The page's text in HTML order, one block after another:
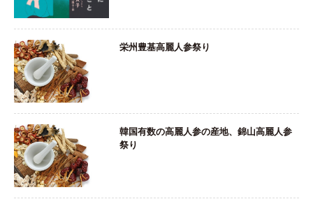
栄州豊基高麗人参祭り
韓国有数の高麗人参の産地、錦山高麗人参
祭り